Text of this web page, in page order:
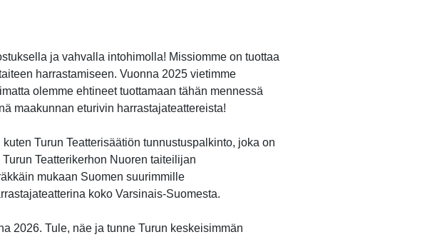
ja vahvalla intohimolla! Missiomme on tuottaa
harrastamiseen. Vuonna 2025 vietimme
olemme ehtineet tuottamaan tähän mennessä
maakunnan eturivin harrastajateattereista!
Turun Teatterisäätiön tunnustuspalkinto, joka on
Teatterikerhon Nuoren taiteilijan
mukaan Suomen suurimmille
koko Varsinais-Suomesta.
2026. Tule, näe ja tunne Turun keskeisimmän